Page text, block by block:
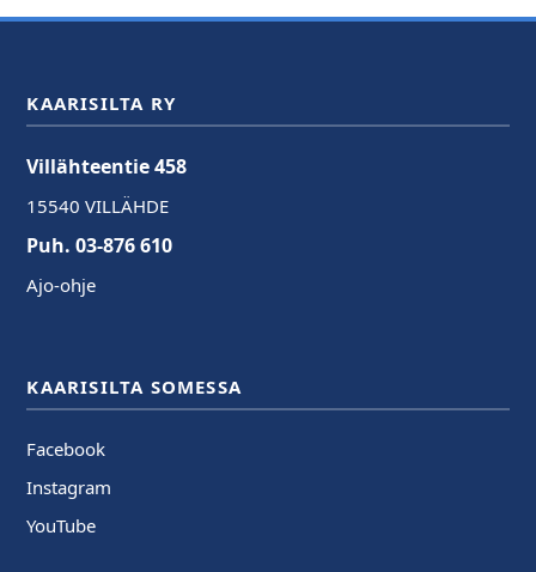
KAARISILTA RY
Villähteentie 458
15540 VILLÄHDE
Puh. 03-876 610
Ajo-ohje
KAARISILTA SOMESSA
Facebook
Instagram
YouTube